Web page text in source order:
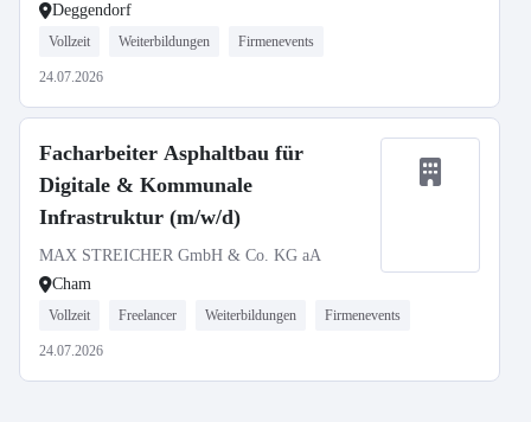
Deggendorf
Vollzeit Weiterbildungen Firmenevents
24.07.2026
Facharbeiter Asphaltbau für
Digitale & Kommunale
Infrastruktur (m/w/d)
MAX STREICHER GmbH & Co. KG aA
Cham
Vollzeit Freelancer Weiterbildungen Firmenevents
24.07.2026